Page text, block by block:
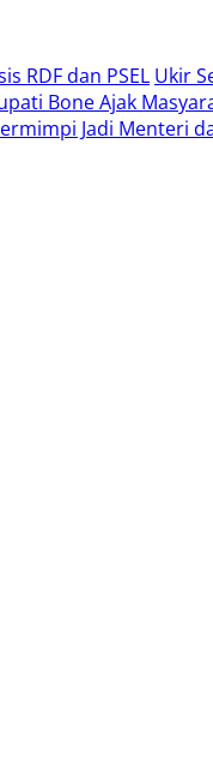
RDF dan PSEL Ukir
Bone Ajak
Jadi Menteri